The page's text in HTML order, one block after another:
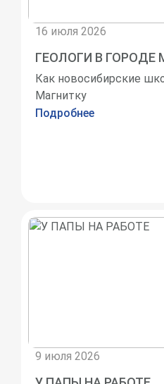
16 июля 2026
ГЕОЛОГИ В ГОРОДЕ
Как новосибирские
Магнитку
Подробнее
9 июля 2026